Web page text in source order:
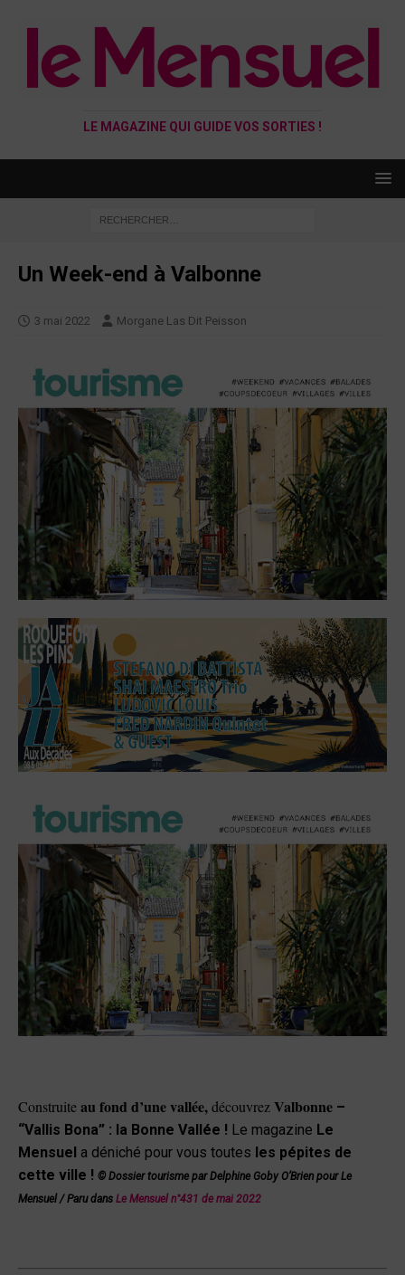
LE MAGAZINE QUI GUIDE VOS SORTIES !
Un Week-end à Valbonne
3 mai 2022 Morgane Las Dit Peisson
Construiteau fond d’une vallée, découvrezValbonne –
“Vallis Bona” : la Bonne Vallée ! Le magazine Le
Mensuel a déniché pour vous toutes les pépites de
cette ville ! © Dossier tourisme par Delphine Goby O’Brien pour Le
Mensuel /Paru dans Le Mensuel n°431 de mai 2022